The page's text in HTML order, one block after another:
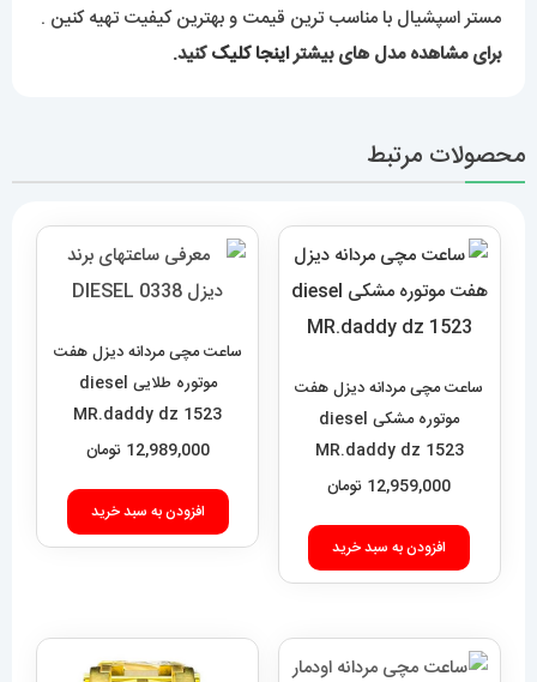
مستر اسپشیال با مناسب ترین قیمت و بهترین کیفیت تهیه کنین .
برای مشاهده مدل های بیشتراینجا کلیککنید.
محصولات مرتبط
ساعت مچی مردانه دیزل هفت
موتوره مشکی diesel
MR.daddy dz 1523
12,959,000 تومان
افزودن به سبد خرید
ساعت مچی مردانه دیزل هفت
موتوره طلایی diesel
MR.daddy dz 1523
12,989,000 تومان
افزودن به سبد خرید